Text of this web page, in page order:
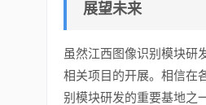
展望未来
虽然江西图像识别模块研
相关项目的开展。相信在
别模块研发的重要基地之